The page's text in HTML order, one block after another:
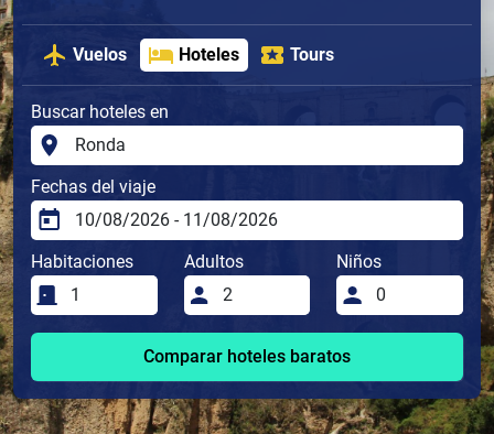
Vuelos Hoteles Tours
Buscar hoteles en
Fechas del viaje
Habitaciones Adultos Niños
Comparar hoteles baratos